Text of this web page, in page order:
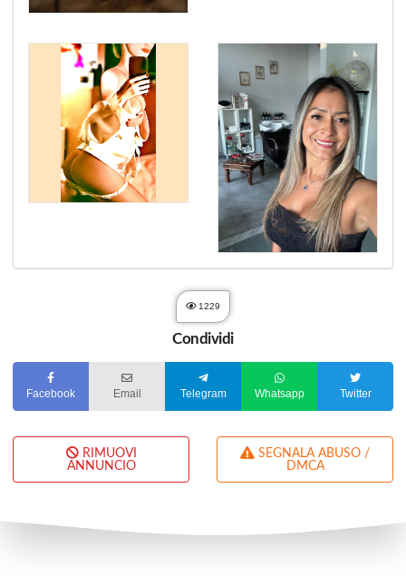
1229
Condividi
Facebook Email Telegram Whatsapp Twitter
RIMUOVI
ANNUNCIO
DMCA